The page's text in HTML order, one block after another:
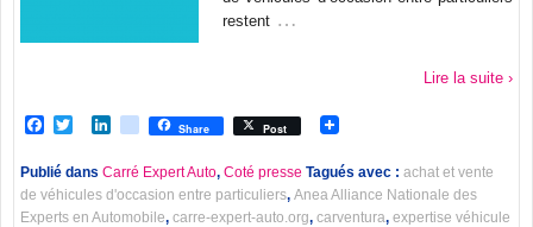
restent …
Lire la suite ›
Facebook
TwitterLinkedIn
viadeoShare Post
Publié dans Carré Expert Auto, Coté presse Tagués avec : achat et vente
de véhicules d'occasion entre particuliers, Anea Alliance Nationale des
Experts en Automobile, carre-expert-auto.org, carventura, expertise véhicule